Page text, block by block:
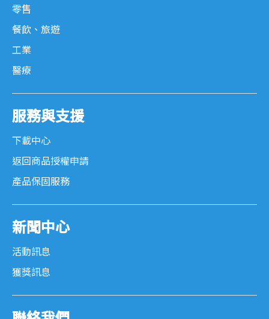
零售
餐飲、旅遊
工業
醫療
服務與支援
下載中心
返回商品授權申請
產品保固服務
新聞中心
活動訊息
獲獎訊息